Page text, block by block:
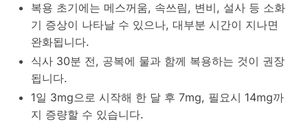
복용 초기에는 메스꺼움, 속쓰림, 변비, 설사 등 소화
기 증상이 나타날 수 있으나, 대부분 시간이 지나면
완화됩니다.
식사 30분 전, 공복에 물과 함께 복용하는 것이 권장
됩니다.
1일 3mg으로 시작해 한 달 후 7mg, 필요시 14mg까
지 증량할 수 있습니다.